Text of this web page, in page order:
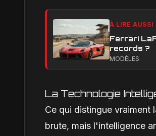
À LIRE AUSSI
Ferrari
records ?
MODÈLES
La Technologie
Ce qui distingue vraiment
brute, mais l'intelligence